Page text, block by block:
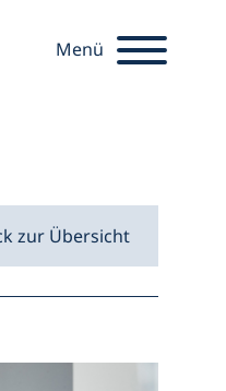
Menü
zur Übersicht